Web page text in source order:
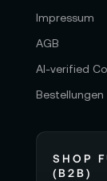
Impressum
AGB
AI-verified
Bestellungen
SHOP
(B2B)